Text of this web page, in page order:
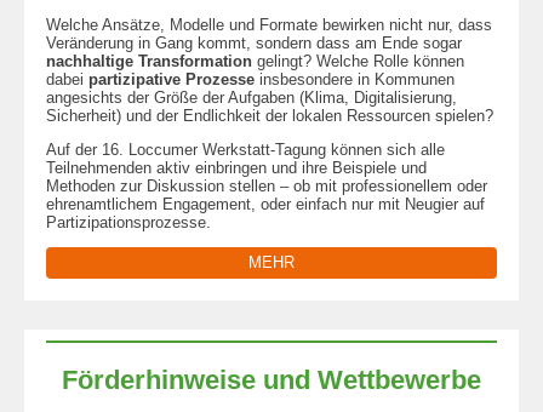
Welche Ansätze, Modelle und Formate bewirken nicht nur, dass
Veränderung in Gang kommt, sondern dass am Ende sogar
nachhaltige Transformation gelingt? Welche Rolle können
dabei partizipative Prozesse insbesondere in Kommunen
angesichts der Größe der Aufgaben (Klima, Digitalisierung,
Sicherheit) und der Endlichkeit der lokalen Ressourcen spielen?
Auf der 16. Loccumer Werkstatt-Tagung können sich alle
Teilnehmenden aktiv einbringen und ihre Beispiele und
Methoden zur Diskussion stellen – ob mit professionellem oder
ehrenamtlichem Engagement, oder einfach nur mit Neugier auf
Partizipationsprozesse.
MEHR
Förderhinweise und Wettbewerbe